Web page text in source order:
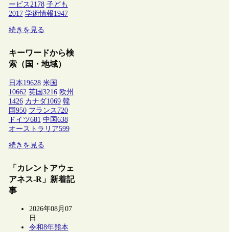
ービス2178 子ども
2017 学術情報1947
続きを見る
キーワードから検
索（国・地域）
日本19628 米国
10662 英国 3216 欧州
1426 カナダ1069 韓
国 950 フランス 720
ドイツ681 中国 638
オーストラリア599
続きを見る
「カレントアウェ
アネス-R」新着記
事
2026年08月07
日
令和8年熊本